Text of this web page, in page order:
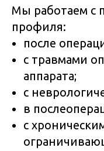
Мы работаем с
профиля:
после
с травмами
аппарата;
с
в
с